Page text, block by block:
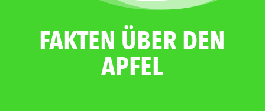
FAKTEN ÜBER DEN
APFEL